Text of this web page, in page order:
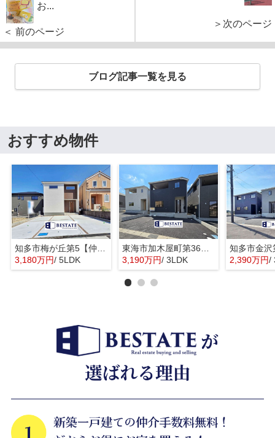
お...
＜ 前のページ
＞次のページ
ブログ記事一覧を見る
おすすめ物件
3,180万円/ 5LDK
3,190万円/ 3LDK 2,390万円/